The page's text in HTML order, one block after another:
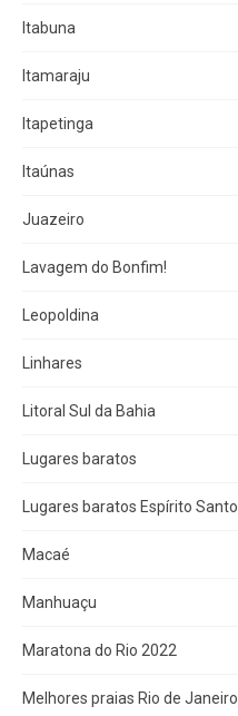
Itabuna
Itamaraju
Itapetinga
Itaúnas
Juazeiro
Lavagem do Bonfim!
Leopoldina
Linhares
Litoral Sul da Bahia
Lugares baratos
Lugares baratos Espírito Santo
Macaé
Manhuaçu
Maratona do Rio 2022
Melhores praias Rio de Janeiro